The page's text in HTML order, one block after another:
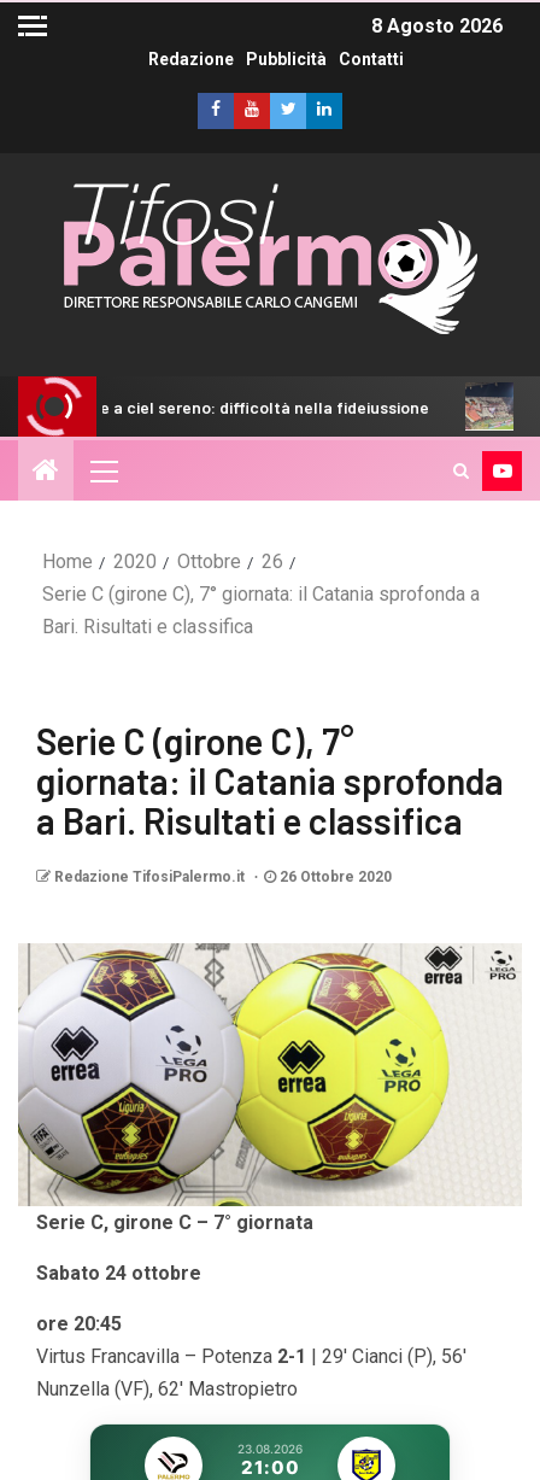
8 Agosto 2026
Redazione Pubblicità Contatti
ciel sereno: difficoltà nella fideiussione Palermo,
Home 2020 Ottobre
26
Serie C (girone C), 7° giornata: il Catania sprofonda a
Bari. Risultati e classifica
Serie C (girone C), 7°
giornata: il Catania sprofonda
a Bari. Risultati e classifica
Redazione TifosiPalermo.it 26 Ottobre 2020
Serie C, girone C – 7° giornata
Sabato 24 ottobre
ore 20:45
Virtus Francavilla – Potenza 2-1 | 29′ Cianci (P), 56′
Nunzella (VF), 62′ Mastropietro
23.08.2026
21:00